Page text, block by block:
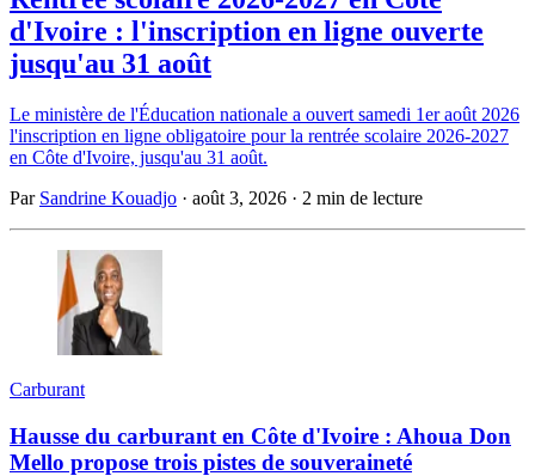
d'Ivoire : l'inscription en ligne ouverte
jusqu'au 31 août
Le ministère de l'Éducation nationale a ouvert samedi 1er août 2026
l'inscription en ligne obligatoire pour la rentrée scolaire 2026-2027
en Côte d'Ivoire, jusqu'au 31 août.
Par Sandrine Kouadjo · août 3, 2026 · 2 min de lecture
Carburant
Hausse du carburant en Côte d'Ivoire : Ahoua Don
Mello propose trois pistes de souveraineté